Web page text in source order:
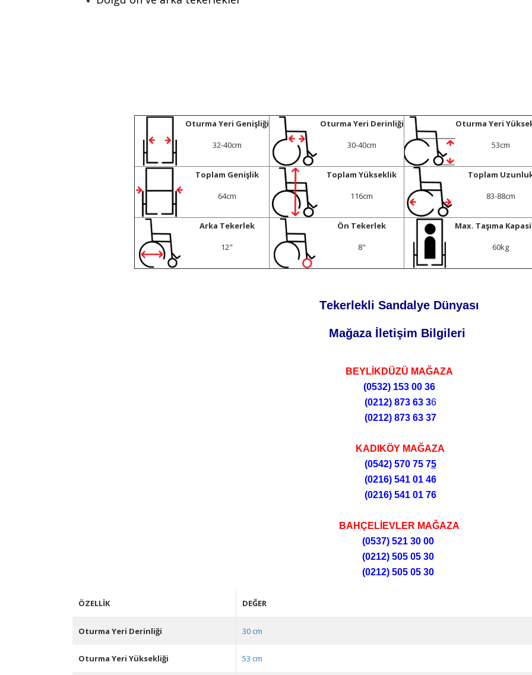
Oturma Yeri Genişliği
32-40cm
Oturma Yeri Derinliği
30-40cm
Oturma Yeri
53cm
Toplam Genişlik
64cm
Toplam Yükseklik
116cm
Toplam
83-88cm
Arka Tekerlek
12"
Ön Tekerlek
8"
Max. Taşıma
60kg
Tekerlekli Sandalye Dünyası
Mağaza İletişim Bilgileri
BEYLİKDÜZÜ MAĞAZA
(0532)153 00 36
(0212)873 63 36
(0212)873 63 37
KADIKÖY MAĞAZA
(0542) 570 75 75
(0216) 541 01 46
(0216) 541 01 76
BAHÇELİEVLER MAĞAZA
(0537) 521 30 00
(0212) 505 05 30
(0212) 505 05 30
ÖZELLIK DEĞER
Oturma Yeri Derinliği 30 cm
Oturma Yeri Yüksekliği 53 cm